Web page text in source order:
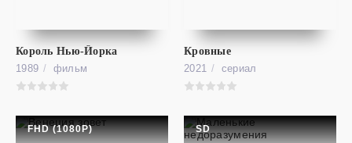
Король Нью-Йорка
1989
фильм
Кровные
2021
cериал
FHD (1080P) SD